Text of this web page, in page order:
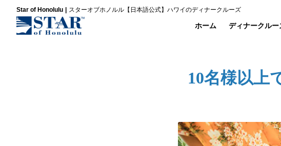
Star of Honolulu スターオブホノルル【日本語公式】ハワイのディナークルーズ
ホーム ディナークルー
10名様以上